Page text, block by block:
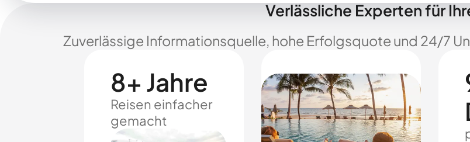
Verlässliche Experten für
Zuverlässige Informationsquelle, hohe Erfolgsquote und 24/7
8+ Jahre
Reisen einfacher
gemacht